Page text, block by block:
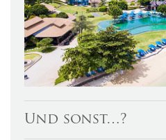
Und sonst…?